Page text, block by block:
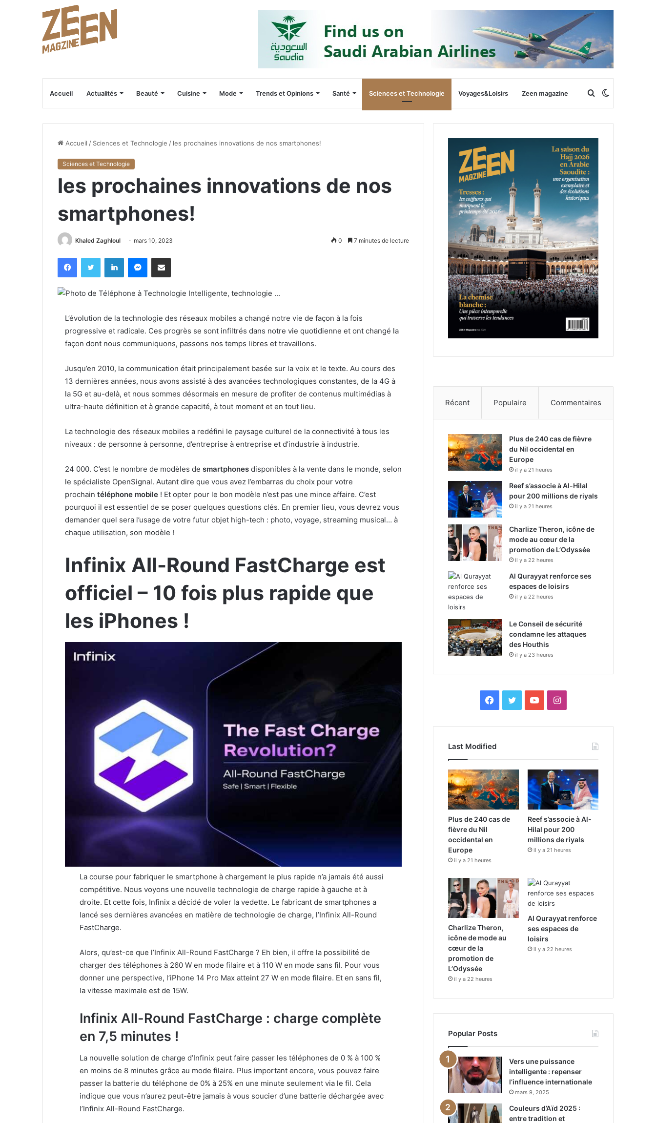
Accueil Actualités Beauté Cuisine Mode Trends et Opinions Santé Sciences et Technologie Voyages&Loisirs Zeen magazine
skin
Rechercher
Accueil / Sciences et Technologie / les prochaines innovations de nos smartphones!
Sciences et Technologie
les prochaines innovations de nos
smartphones!
Khaled Zaghloul mars 10, 2023 0 7 minutes de lecture
L’évolution de la technologie des réseaux mobiles a changé notre vie de façon à la fois
progressive et radicale. Ces progrès se sont infiltrés dans notre vie quotidienne et ont changé la
façon dont nous communiquons, passons nos temps libres et travaillons.
Jusqu’en 2010, la communication était principalement basée sur la voix et le texte. Au cours des
13 dernières années, nous avons assisté à des avancées technologiques constantes, de la 4G à
la 5G et au-delà, et nous sommes désormais en mesure de profiter de contenus multimédias à
ultra-haute définition et à grande capacité, à tout moment et en tout lieu.
La technologie des réseaux mobiles a redéfini le paysage culturel de la connectivité à tous les
niveaux : de personne à personne, d’entreprise à entreprise et d’industrie à industrie.
24 000. C’est le nombre de modèles de smartphones disponibles à la vente dans le monde, selon
le spécialiste OpenSignal. Autant dire que vous avez l’embarras du choix pour votre
prochain téléphone mobile ! Et opter pour le bon modèle n’est pas une mince affaire. C’est
pourquoi il est essentiel de se poser quelques questions clés. En premier lieu, vous devrez vous
demander quel sera l’usage de votre futur objet high-tech : photo, voyage, streaming musical… à
chaque utilisation, son modèle !
Infinix All-Round FastCharge est
officiel – 10 fois plus rapide que
les iPhones !
La course pour fabriquer le smartphone à chargement le plus rapide n’a jamais été aussi
compétitive. Nous voyons une nouvelle technologie de charge rapide à gauche et à
droite. Et cette fois, Infinix a décidé de voler la vedette. Le fabricant de smartphones a
lancé ses dernières avancées en matière de technologie de charge, l’Infinix All-Round
FastCharge.
Alors, qu’est-ce que l’Infinix All-Round FastCharge ? Eh bien, il offre la possibilité de
charger des téléphones à 260 W en mode filaire et à 110 W en mode sans fil. Pour vous
donner une perspective, l’iPhone 14 Pro Max atteint 27 W en mode filaire. Et en sans fil,
la vitesse maximale est de 15W.
Infinix All-Round FastCharge : charge complète
en 7,5 minutes !
La nouvelle solution de charge d’Infinix peut faire passer les téléphones de 0 % à 100 %
en moins de 8 minutes grâce au mode filaire. Plus important encore, vous pouvez faire
passer la batterie du téléphone de 0% à 25% en une minute seulement via le fil. Cela
indique que vous n’aurez peut-être jamais à vous soucier d’une batterie déchargée avec
l’Infinix All-Round FastCharge.
Récent Populaire Commentaires
Plus de 240 cas de fièvre
du Nil occidental en
Europe
il y a 21 heures
Reef s’associe à Al-Hilal
pour 200 millions de riyals
il y a 21 heures
Charlize Theron, icône de
mode au cœur de la
promotion de L’Odyssée
il y a 22 heures
Al Qurayyat renforce ses
espaces de loisirs
il y a 22 heures
Le Conseil de sécurité
condamne les attaques
des Houthis
il y a 23 heures
e
b
o
o
T
u
b
e
I
t
a
g
r
a
Last Modified
Plus de 240 cas de
fièvre du Nil
occidental en
Europe
il y a 21 heures
Reef s’associe à Al-
Hilal pour 200
millions de riyals
il y a 21 heures
Charlize Theron,
icône de mode au
cœur de la
promotion de
L’Odyssée
il y a 22 heures
Al Qurayyat renforce
ses espaces de
loisirs
il y a 22 heures
Popular Posts
Vers une puissance
intelligente : repenser
l’influence internationale
mars 9, 2025
Couleurs d’Aïd 2025 :
entre tradition et